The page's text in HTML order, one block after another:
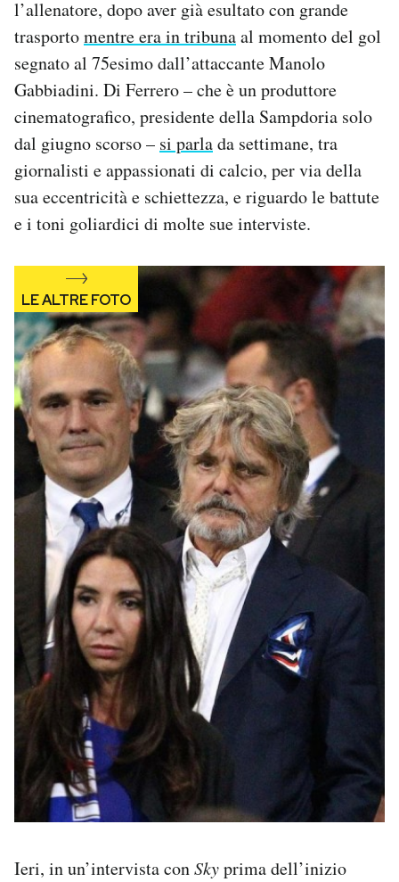
Notifiche mobile
Regala il Post
Hai bisogno di aiuto?
Esci
l’allenatore, dopo aver già esultato con grande
trasportomentre era in tribunaal momento del gol
segnato al 75esimo dall’attaccante Manolo
Gabbiadini. Di Ferrero – che è un produttore
cinematografico, presidente della Sampdoria solo
dal giugno scorso – si parlada settimane, tra
giornalisti e appassionati di calcio, per via della
sua eccentricità e schiettezza, e riguardo le battute
e i toni goliardici di molte sue interviste.
Ieri, in un’intervista conSkyprima dell’inizio